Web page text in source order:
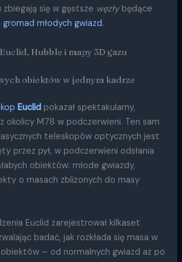
zbiegają się w gęstsze węzłybędące
gromad młodych gwiazd.
Hubble i mapy 3D gazu
obiektów w jednym kadrze
Euclid pokazał spektakularny,
okolicy M78 w podczerwieni. Ten sam
teleskopów optycznych jest
przez pył, w podczerwieni odsłania
obiektów: młode gwiazdy,
o masach zbliżonych do masy
Euclid zarejestrował kilkaset
badać, jak rozkłada się masa w
– od normalnych gwiazd aż po